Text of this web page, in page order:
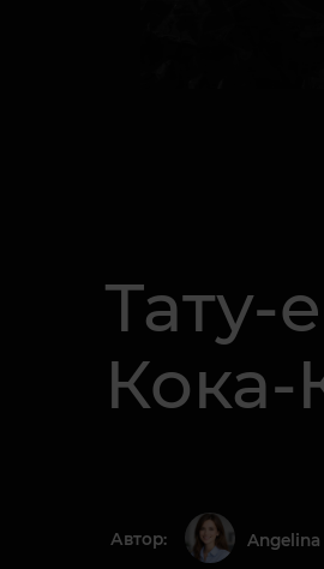
Тату-
Кока-
Автор: